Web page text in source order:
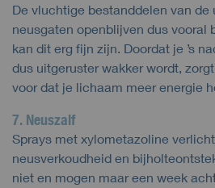
De vluchtige bestanddelen van de
neusgaten openblijven dus vooral
kan dit erg fijn zijn. Doordat je ’s
dus uitgeruster wakker wordt,
voor dat je lichaam meer energie
7. Neuszalf
Sprays met xylometazoline
neusverkoudheid en
niet en mogen maar een week